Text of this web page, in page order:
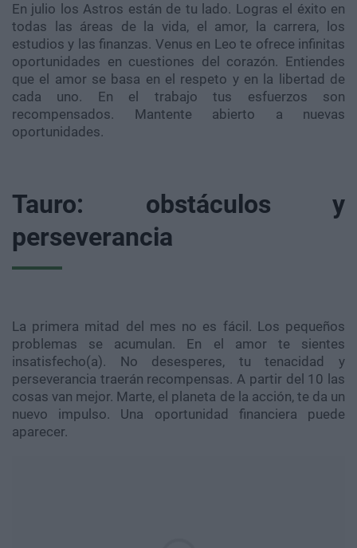
En julio los Astros están de tu lado. Logras el éxito en
todas las áreas de la vida, el amor, la carrera, los
estudios y las finanzas. Venus en Leo te ofrece infinitas
oportunidades en cuestiones del corazón. Entiendes
que el amor se basa en el respeto y en la libertad de
cada uno. En el trabajo tus esfuerzos son
recompensados. Mantente abierto a nuevas
oportunidades.
Tauro: obstáculos y
perseverancia
La primera mitad del mes no es fácil. Los pequeños
problemas se acumulan. En el amor te sientes
insatisfecho(a). No desesperes, tu tenacidad y
perseverancia traerán recompensas. A partir del 10 las
cosas van mejor. Marte, el planeta de la acción, te da un
nuevo impulso. Una oportunidad financiera puede
aparecer.